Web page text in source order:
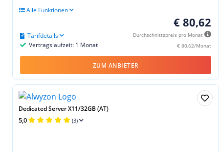
Alle Funktionen
€ 80,62
Durchschnittspreis pro Monat
€ 80,62/Monat
Vertragslaufzeit: 1 Monat
Tarifdetails
ZUM ANBIETER
Dedicated Server X11/32GB (AT)
5,0 (3)